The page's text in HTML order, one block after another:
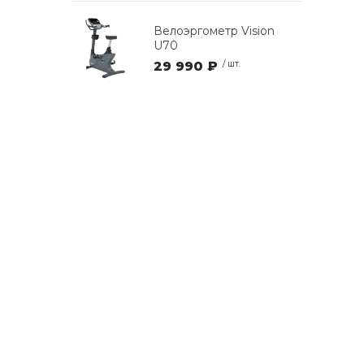
Велоэргометр Vision
U70
29 990 ₽ / шт.